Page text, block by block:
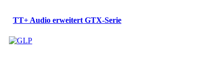
TT+ Audio erweitert GTX-Serie